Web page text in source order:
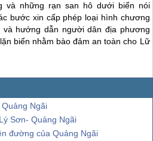
và những rạn san hô dưới biển nói
bước xin cấp phép loại hình chương
hướng dẫn người dân địa phương
biển nhằm bào đảm an toàn cho Lữ
Ngãi
Sơn- Quảng Ngãi
đường của Quảng Ngãi